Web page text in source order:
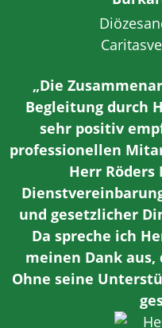
„Die
Begleitung durch
sehr positiv
professionellen
Herr
und gesetzlicher
Da spreche ich
meinen Dank aus,
Ohne seine